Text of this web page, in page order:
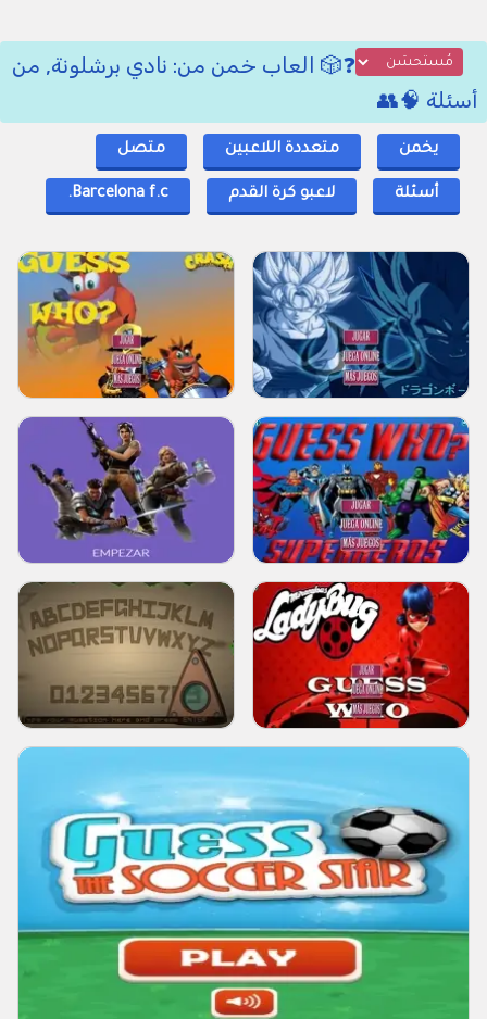
❓🎲 العاب خمن من: نادي برشلونة, من
أسئلة 🧠👥
يخمن متعددة اللاعبين متصل
أسئلة لاعبو كرة القدم Barcelona f.c.